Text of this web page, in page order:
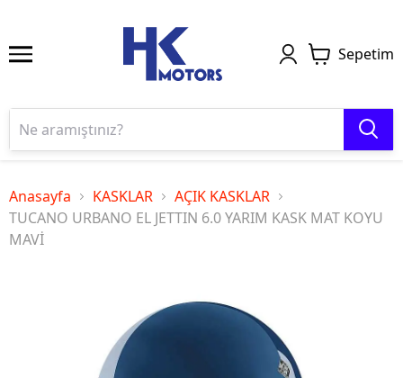
Sepetim
Anasayfa KASKLAR
AÇIK KASKLAR
TUCANO URBANO EL JETTIN 6.0 YARIM KASK MAT KOYU
MAVİ